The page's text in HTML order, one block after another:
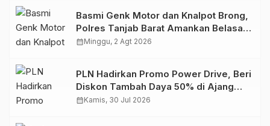
Basmi Genk Motor dan Knalpot Brong,
Polres Tanjab Barat Amankan Belasan
Kendaraan
calendar_monthMinggu, 2 Agt 2026
PLN Hadirkan Promo Power Drive, Beri
Diskon Tambah Daya 50% di Ajang
GIIAS 2026
calendar_monthKamis, 30 Jul 2026